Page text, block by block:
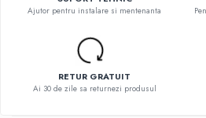
Ajutor pentru instalare si mentenanta
RETUR GRATUIT
Ai 30 de zile sa returnezi produsul